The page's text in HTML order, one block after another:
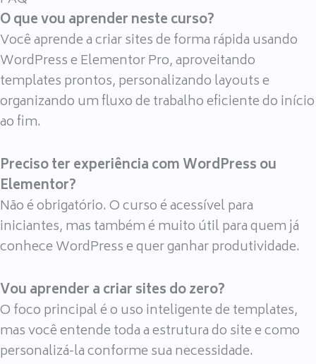
O que vou aprender neste curso?
Você aprende a criar sites de forma rápida usando
WordPress e Elementor Pro, aproveitando
templates prontos, personalizando layouts e
organizando um fluxo de trabalho eficiente do início
ao fim.
Preciso ter experiência com WordPress ou
Elementor?
Não é obrigatório. O curso é acessível para
iniciantes, mas também é muito útil para quem já
conhece WordPress e quer ganhar produtividade.
Vou aprender a criar sites do zero?
O foco principal é o uso inteligente de templates,
mas você entende toda a estrutura do site e como
personalizá-la conforme sua necessidade.